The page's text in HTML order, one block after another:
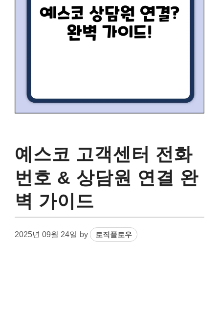
예스코 고객센터 전화
번호 & 상담원 연결 완
벽 가이드
2025년 09월 24일 by 로직플로우